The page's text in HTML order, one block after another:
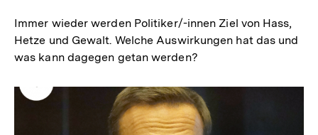
Immer wieder werden Politiker/-innen Ziel von Hass,
Hetze und Gewalt. Welche Auswirkungen hat das und
was kann dagegen getan werden?